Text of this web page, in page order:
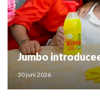
Jumbo
30 juni 2026